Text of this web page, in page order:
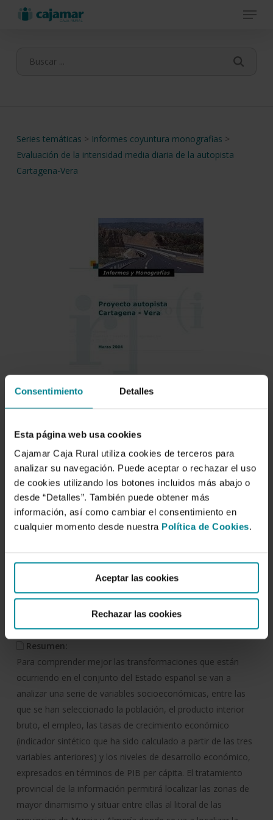
Consentimiento Detalles
Esta página web usa cookies
Cajamar Caja Rural utiliza cookies de terceros para
analizar su navegación. Puede aceptar o rechazar el uso
de cookies utilizando los botones incluidos más abajo o
desde “Detalles”. También puede obtener más
información, así como cambiar el consentimiento en
cualquier momento desde nuestra Política de Cookies.
Aceptar las cookies
Rechazar las cookies
Menu
Series temáticas > Informes coyuntura monografias >
Evaluación de la intensidad media diaria de la autopista
Cartagena-Vera
Descargar
Evaluación de la intensidad
media diaria de la
autopista Cartagena-Vera
Instituto de Estudios Cajamar
Fecha de publicación:
10 de marzo de 2004
Resumen:
Para comprender mejor las transformaciones que están
ocurriendo en el conjunto del Estado español se van a
analizar una serie de variables socioeconómicas, entre las
que se han seleccionado la población, el producto interior
bruto, el empleo, las tasas de crecimiento económico
(indicador sintético que ha sido calculado a partir de las tres
variables anteriores) y los niveles de desarrollo económico,
expresados en términos de PIB per cápita. El tratamiento
provincial de la información permitirá localizar las zonas de
mayor dinamismo y situar entre ellas al litoral de las